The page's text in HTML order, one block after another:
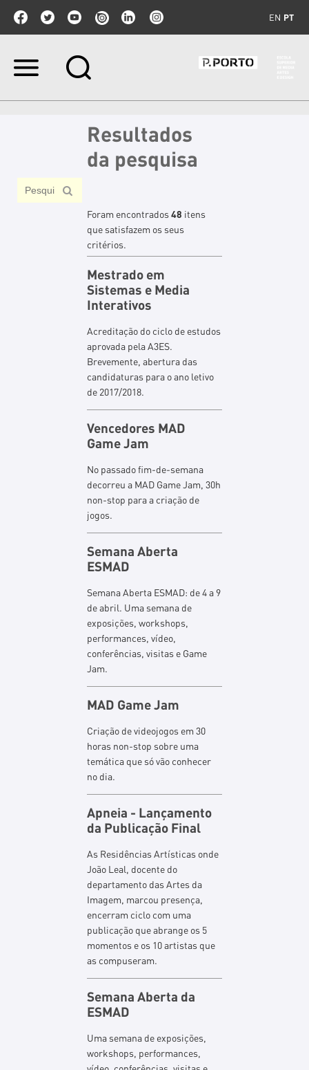
EN PT
Ir
Resultados
da pesquisa
Foram encontrados48 itens
que satisfazem os seus
critérios.
Mestrado em
Sistemas e Media
Interativos
Acreditação do ciclo de estudos
aprovada pela A3ES.
Brevemente, abertura das
candidaturas para o ano letivo
de 2017/2018.
Vencedores MAD
Game Jam
No passado fim-de-semana
decorreu a MAD Game Jam, 30h
non-stop para a criação de
jogos.
Semana Aberta
ESMAD
Semana Aberta ESMAD: de 4 a 9
de abril. Uma semana de
exposições, workshops,
performances, vídeo,
conferências, visitas e Game
Jam.
MAD Game Jam
Criação de videojogos em 30
horas non-stop sobre uma
temática que só vão conhecer
no dia.
Apneia - Lançamento
da Publicação Final
As Residências Artísticas onde
João Leal, docente do
departamento das Artes da
Imagem, marcou presença,
encerram ciclo com uma
publicação que abrange os 5
momentos e os 10 artistas que
as compuseram.
Semana Aberta da
ESMAD
Uma semana de exposições,
workshops, performances,